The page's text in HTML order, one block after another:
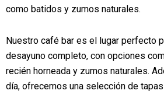
como batidos y zumos naturales.
Nuestro café bar es el lugar perfecto
desayuno completo, con opciones
recién horneada y zumos naturales.
día, ofrecemos una selección de